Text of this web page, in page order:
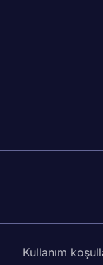
Kullanım